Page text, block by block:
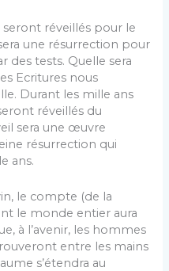
seront réveillés pour le
une résurrection pour
des tests. Quelle sera
Ecritures nous
Durant les mille ans
réveillés du
sera une œuvre
résurrection qui
ans.
le compte (de la
le monde entier aura
à l’avenir, les hommes
entre les mains
s’étendra au